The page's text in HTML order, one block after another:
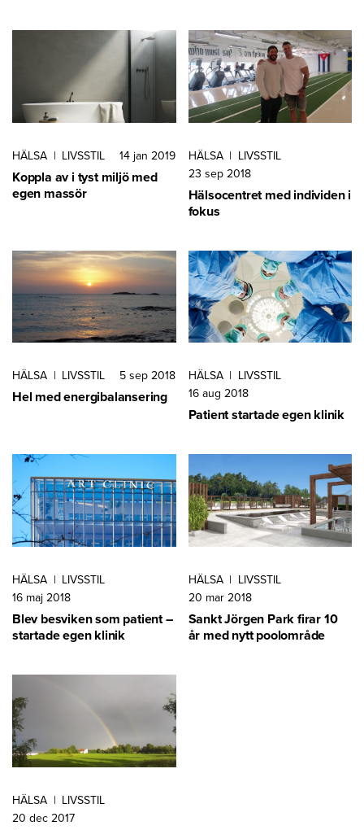
HÄLSA | LIVSSTIL 14 jan 2019
Koppla av i tyst miljö med
egen massör
HÄLSA | LIVSSTIL
23 sep 2018
Hälsocentret med individen i
fokus
HÄLSA | LIVSSTIL 5 sep 2018
Hel med energibalansering
HÄLSA | LIVSSTIL
16 aug 2018
Patient startade egen klinik
HÄLSA | LIVSSTIL
16 maj 2018
Blev besviken som patient –
startade egen klinik
HÄLSA | LIVSSTIL
20 mar 2018
Sankt Jörgen Park firar 10
år med nytt poolområde
HÄLSA | LIVSSTIL
20 dec 2017